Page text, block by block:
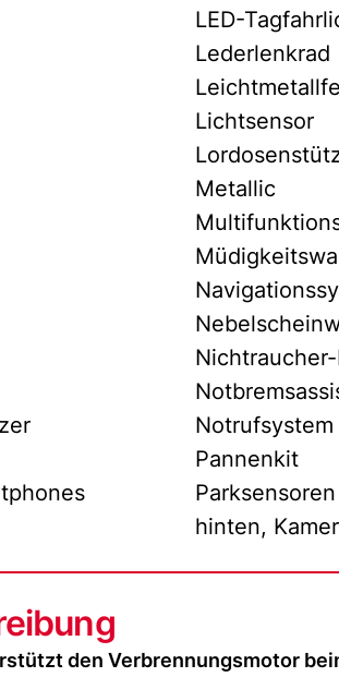
LED-
Lederlenkrad
Lichtsensor
Metallic
Notrufsystem
Pannenkit
hinten,
den Verbrennungsmotor